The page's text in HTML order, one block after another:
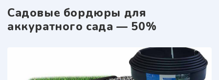
Садовые бордюры для
аккуратного сада — 50%